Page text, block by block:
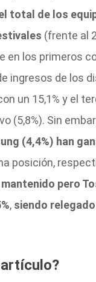
total de los
(frente al
en los primeros
ingresos de los
un 15,1% y el
(5,8%). Sin
(4,4%) han
posición,
pero
, siendo